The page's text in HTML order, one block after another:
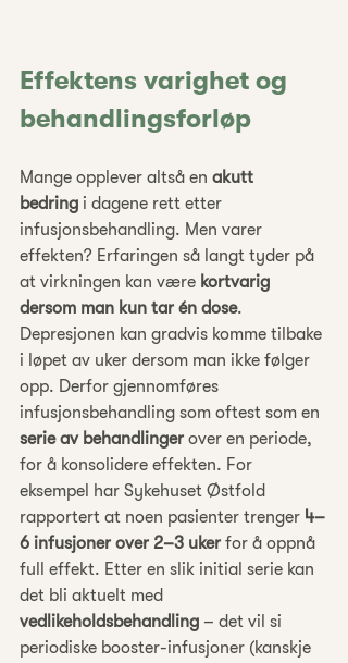
Effektens varighet og
behandlingsforløp
Mange opplever altså en akutt
bedring i dagene rett etter
infusjonsbehandling. Men varer
effekten? Erfaringen så langt tyder på
at virkningen kan være kortvarig
dersom man kun tar én dose.
Depresjonen kan gradvis komme tilbake
i løpet av uker dersom man ikke følger
opp. Derfor gjennomføres
infusjonsbehandling som oftest som en
serie av behandlinger over en periode,
for å konsolidere effekten. For
eksempel har Sykehuset Østfold
rapportert at noen pasienter trenger 4–
6 infusjoner over 2–3 uker for å oppnå
full effekt. Etter en slik initial serie kan
det bli aktuelt med
vedlikeholdsbehandling – det vil si
periodiske booster-infusjoner (kanskje